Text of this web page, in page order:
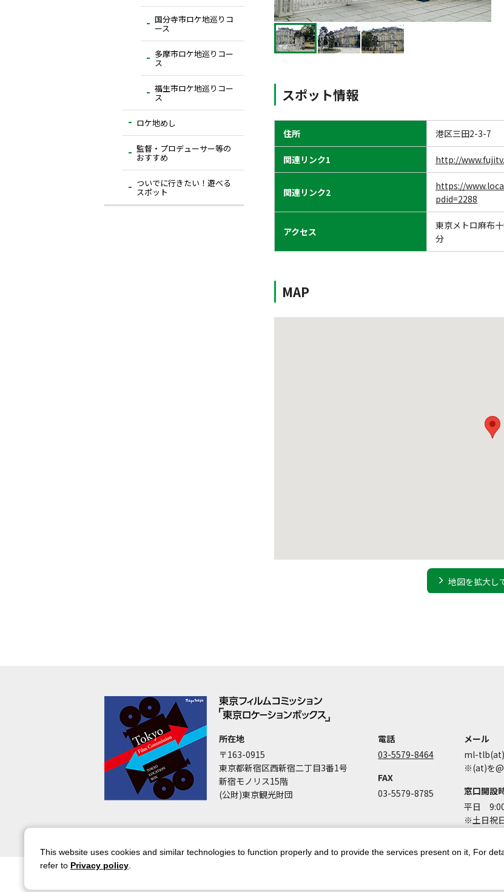
スポット情報
住所 港区三田2-3-7
関連リンク1 http://
関連リンク2
https://
pdid=2288
アクセス
東京メトロ麻布
分
MAP
地図を拡大し
国分寺市ロケ地巡りコ
ース
多摩市ロケ地巡りコー
ス
福生市ロケ地巡りコー
ス
ロケ地めし
監督・プロデューサー等の
おすすめ
ついでに⾏きたい！遊べる
スポット
所在地
〒163-0915
東京都新宿区西新宿二丁目3番1号
新宿モノリス15階
(公財)東京観光財団
電話
03-5579-8464
FAX
03-5579-8785
メール
ml-
※(at)を@
窓口開設
平日
※土日祝
This website uses cookies and similar technologies to function properly and to provide the services present on it, For
refer to Privacy policy